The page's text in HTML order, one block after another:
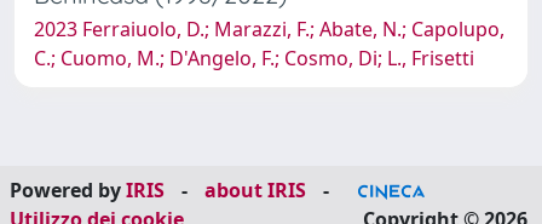
2023 Ferraiuolo, D.; Marazzi, F.; Abate, N.; Capolupo,
C.; Cuomo, M.; D'Angelo, F.; Cosmo, Di; L., Frisetti
Powered byIRIS - about IRIS
-